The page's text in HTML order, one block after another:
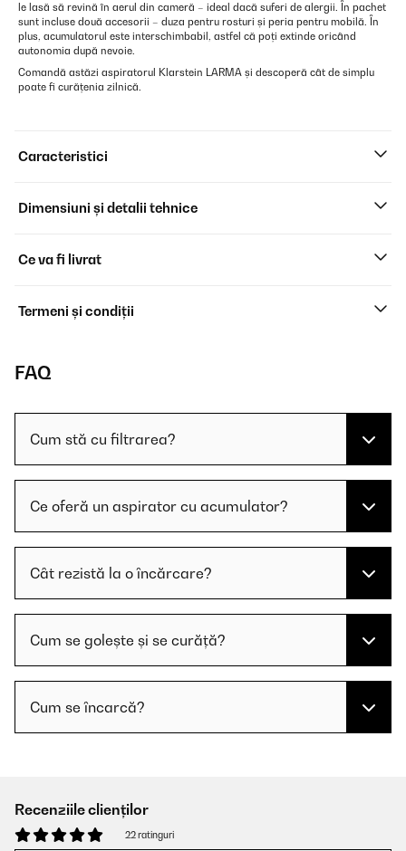
le lasă să revină în aerul din cameră – ideal dacă suferi de alergii. În pachet
sunt incluse două accesorii – duza pentru rosturi și peria pentru mobilă. În
plus, acumulatorul este interschimbabil, astfel că poți extinde oricând
autonomia după nevoie.
Comandă astăzi aspiratorul Klarstein LARMA și descoperă cât de simplu
poate fi curățenia zilnică.
Caracteristici
Dimensiuni și detalii tehnice
Ce va fi livrat
Termeni și condiții
FAQ
Cum stă cu filtrarea?
Ce oferă un aspirator cu acumulator?
Cât rezistă la o încărcare?
Cum se golește și se curăță?
Cum se încarcă?
Recenziile clienților
22 ratinguri